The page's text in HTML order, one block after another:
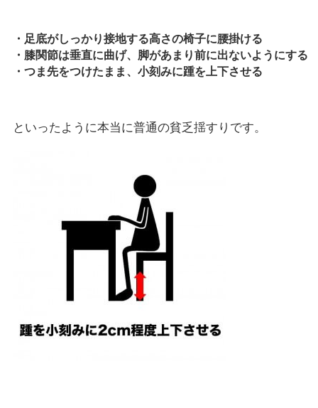
・足底がしっかり接地する高さの椅子に腰掛ける
・膝関節は垂直に曲げ、脚があまり前に出ないようにする
・つま先をつけたまま、小刻みに踵を上下させる
といったように本当に普通の貧乏揺すりです。